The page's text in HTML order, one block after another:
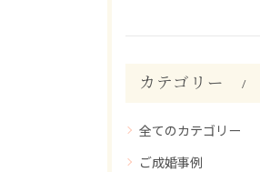
カテゴリー
全てのカテゴリー
ご成婚事例